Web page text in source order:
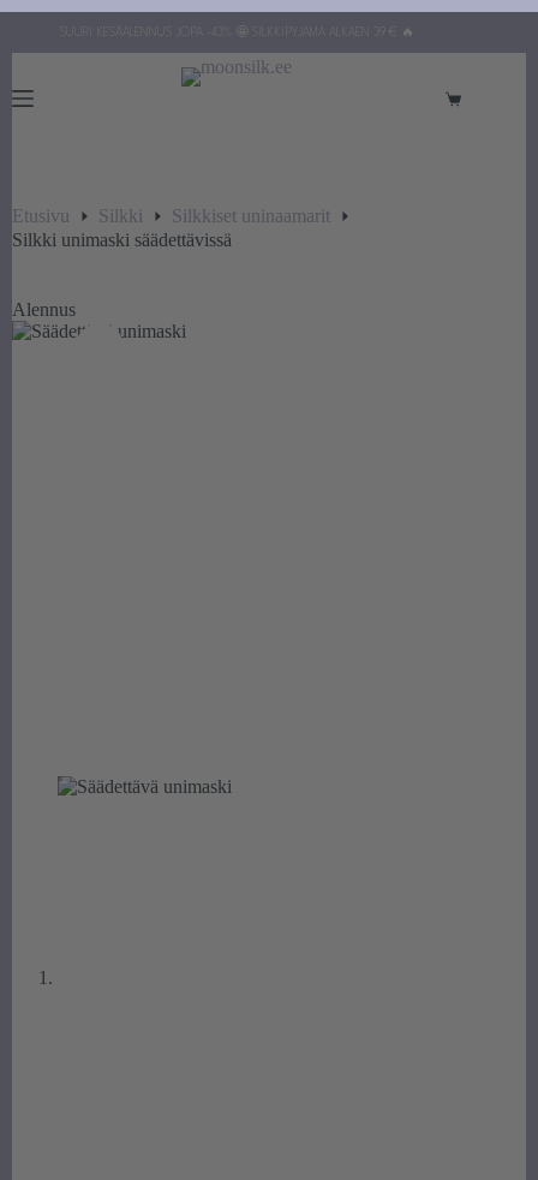
SUURI KESÄALENNUS JOPA -43% 🤩 SILKKIPYJAMA ALKAEN 39 € 🔥
Ostoskori
Etusivu Silkki
Silkkiset uninaamarit
Silkki unimaski säädettävissä
Alennus